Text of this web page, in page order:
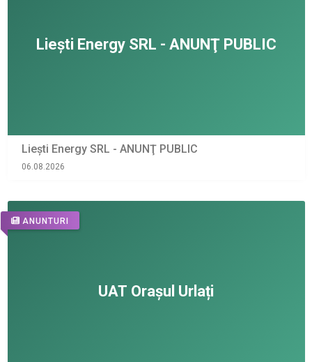
Liești Energy SRL - ANUNŢ PUBLIC
06.08.2026
ANUNTURI